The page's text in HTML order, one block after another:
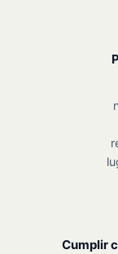
Cumplir